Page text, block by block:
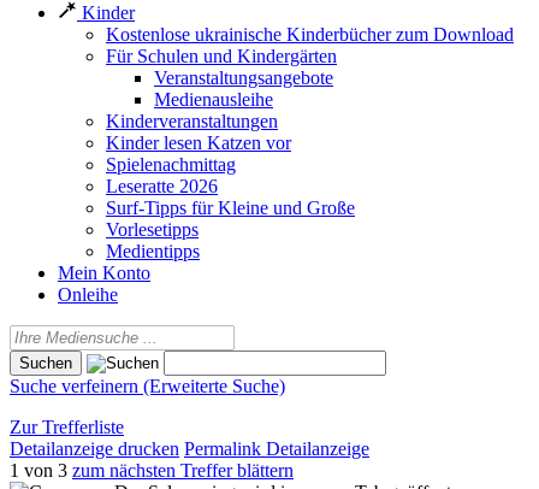
Kinder
Kostenlose ukrainische Kinderbücher zum Download
Für Schulen und Kindergärten
Veranstaltungsangebote
Medienausleihe
Kinderveranstaltungen
Kinder lesen Katzen vor
Spielenachmittag
Leseratte 2026
Surf-Tipps für Kleine und Große
Vorlesetipps
Medientipps
Mein Konto
Onleihe
Suche verfeinern (Erweiterte Suche)
Zur Trefferliste
Detailanzeige drucken Permalink Detailanzeige
1 von 3 zum nächsten Treffer blättern